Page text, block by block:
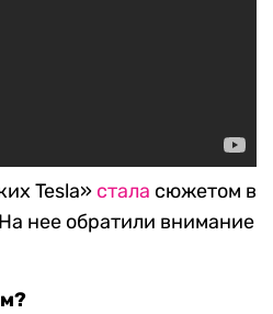
Tesla» стала сюжетом в
нее обратили внимание